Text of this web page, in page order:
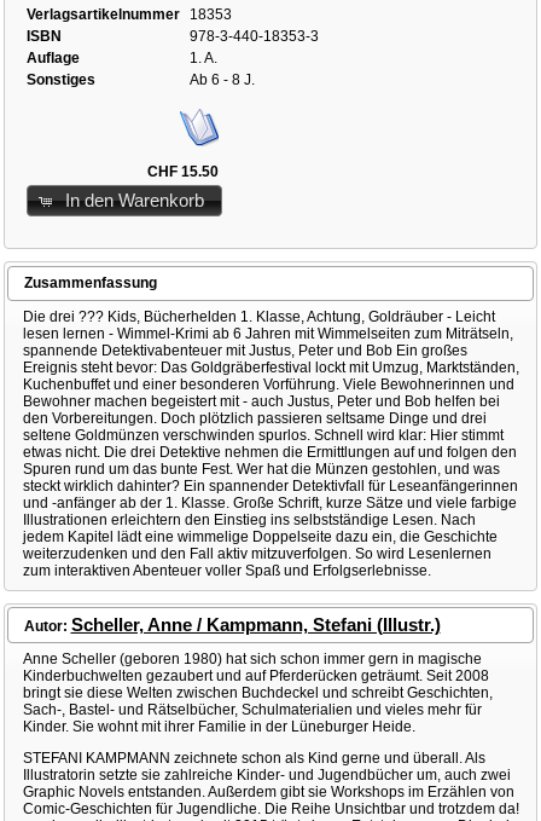
Verlagsartikelnummer
18353
ISBN
978-3-440-18353-3
Auflage
1. A.
Sonstiges
Ab 6 - 8 J.
CHF 15.50
In den Warenkorb
Zusammenfassung
Die drei ??? Kids, Bücherhelden 1. Klasse, Achtung, Goldräuber - Leicht
lesen lernen - Wimmel-Krimi ab 6 Jahren mit Wimmelseiten zum Miträtseln,
spannende Detektivabenteuer mit Justus, Peter und Bob Ein großes
Ereignis steht bevor: Das Goldgräberfestival lockt mit Umzug, Marktständen,
Kuchenbuffet und einer besonderen Vorführung. Viele Bewohnerinnen und
Bewohner machen begeistert mit - auch Justus, Peter und Bob helfen bei
den Vorbereitungen. Doch plötzlich passieren seltsame Dinge und drei
seltene Goldmünzen verschwinden spurlos. Schnell wird klar: Hier stimmt
etwas nicht. Die drei Detektive nehmen die Ermittlungen auf und folgen den
Spuren rund um das bunte Fest. Wer hat die Münzen gestohlen, und was
steckt wirklich dahinter? Ein spannender Detektivfall für Leseanfängerinnen
und -anfänger ab der 1. Klasse. Große Schrift, kurze Sätze und viele farbige
Illustrationen erleichtern den Einstieg ins selbstständige Lesen. Nach
jedem Kapitel lädt eine wimmelige Doppelseite dazu ein, die Geschichte
weiterzudenken und den Fall aktiv mitzuverfolgen. So wird Lesenlernen
zum interaktiven Abenteuer voller Spaß und Erfolgserlebnisse.
Autor: Scheller, Anne / Kampmann, Stefani (Illustr.)
Anne Scheller (geboren 1980) hat sich schon immer gern in magische
Kinderbuchwelten gezaubert und auf Pferderücken geträumt. Seit 2008
bringt sie diese Welten zwischen Buchdeckel und schreibt Geschichten,
Sach-, Bastel- und Rätselbücher, Schulmaterialien und vieles mehr für
Kinder. Sie wohnt mit ihrer Familie in der Lüneburger Heide.
STEFANI KAMPMANN zeichnete schon als Kind gerne und überall. Als
Illustratorin setzte sie zahlreiche Kinder- und Jugendbücher um, auch zwei
Graphic Novels entstanden. Außerdem gibt sie Workshops im Erzählen von
Comic-Geschichten für Jugendliche. Die Reihe Unsichtbar und trotzdem da!